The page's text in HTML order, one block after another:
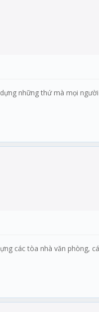
những thứ mà mọi
các tòa nhà văn phòng,